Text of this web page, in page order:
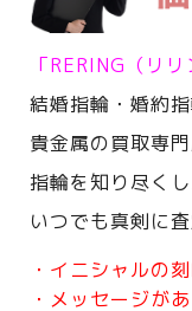
「RERING（リリ
結婚指輪・婚約
貴金属の買取専門
指輪を知り尽く
いつでも真剣に査
・イニシャルの
・メッセージが